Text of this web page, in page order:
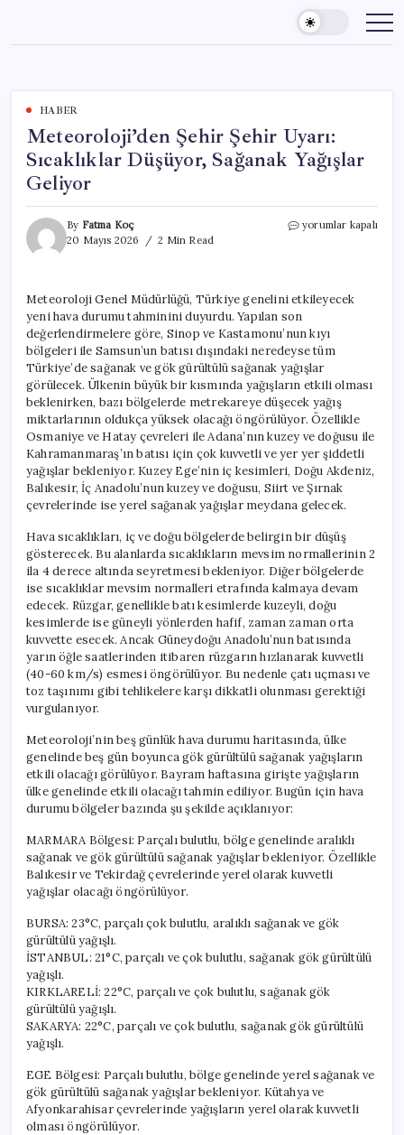
content
HABER
Meteoroloji’den Şehir Şehir Uyarı:
Sıcaklıklar Düşüyor, Sağanak Yağışlar
Geliyor
By Fatma Koç
20 Mayıs 2026
2 Min Read
Meteoroloji’den
Düşüyor,
Yağışlar
Geliyor
için
yorumlar kapalı
Meteoroloji Genel Müdürlüğü, Türkiye genelini etkileyecek
yeni hava durumu tahminini duyurdu. Yapılan son
değerlendirmelere göre, Sinop ve Kastamonu’nun kıyı
bölgeleri ile Samsun’un batısı dışındaki neredeyse tüm
Türkiye’de sağanak ve gök gürültülü sağanak yağışlar
görülecek. Ülkenin büyük bir kısmında yağışların etkili olması
beklenirken, bazı bölgelerde metrekareye düşecek yağış
miktarlarının oldukça yüksek olacağı öngörülüyor. Özellikle
Osmaniye ve Hatay çevreleri ile Adana’nın kuzey ve doğusu ile
Kahramanmaraş’ın batısı için çok kuvvetli ve yer yer şiddetli
yağışlar bekleniyor. Kuzey Ege’nin iç kesimleri, Doğu Akdeniz,
Balıkesir, İç Anadolu’nun kuzey ve doğusu, Siirt ve Şırnak
çevrelerinde ise yerel sağanak yağışlar meydana gelecek.
Hava sıcaklıkları, iç ve doğu bölgelerde belirgin bir düşüş
gösterecek. Bu alanlarda sıcaklıkların mevsim normallerinin 2
ila 4 derece altında seyretmesi bekleniyor. Diğer bölgelerde
ise sıcaklıklar mevsim normalleri etrafında kalmaya devam
edecek. Rüzgar, genellikle batı kesimlerde kuzeyli, doğu
kesimlerde ise güneyli yönlerden hafif, zaman zaman orta
kuvvette esecek. Ancak Güneydoğu Anadolu’nun batısında
yarın öğle saatlerinden itibaren rüzgarın hızlanarak kuvvetli
(40-60 km/s) esmesi öngörülüyor. Bu nedenle çatı uçması ve
toz taşınımı gibi tehlikelere karşı dikkatli olunması gerektiği
vurgulanıyor.
Meteoroloji’nin beş günlük hava durumu haritasında, ülke
genelinde beş gün boyunca gök gürültülü sağanak yağışların
etkili olacağı görülüyor. Bayram haftasına girişte yağışların
ülke genelinde etkili olacağı tahmin ediliyor. Bugün için hava
durumu bölgeler bazında şu şekilde açıklanıyor:
MARMARA Bölgesi: Parçalı bulutlu, bölge genelinde aralıklı
sağanak ve gök gürültülü sağanak yağışlar bekleniyor. Özellikle
Balıkesir ve Tekirdağ çevrelerinde yerel olarak kuvvetli
yağışlar olacağı öngörülüyor.
BURSA: 23°C, parçalı çok bulutlu, aralıklı sağanak ve gök
gürültülü yağışlı.
İSTANBUL: 21°C, parçalı ve çok bulutlu, sağanak gök gürültülü
yağışlı.
KIRKLARELİ: 22°C, parçalı ve çok bulutlu, sağanak gök
gürültülü yağışlı.
SAKARYA: 22°C, parçalı ve çok bulutlu, sağanak gök gürültülü
yağışlı.
EGE Bölgesi: Parçalı bulutlu, bölge genelinde yerel sağanak ve
gök gürültülü sağanak yağışlar bekleniyor. Kütahya ve
Afyonkarahisar çevrelerinde yağışların yerel olarak kuvvetli
olması öngörülüyor.